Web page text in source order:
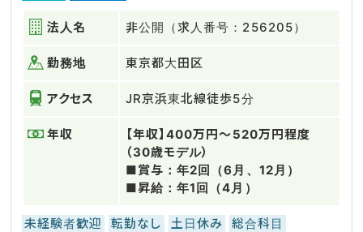
法人名 非公開（求人番号：256205）
勤務地 東京都大田区
アクセス JR京浜東北線徒歩5分
年収
【年収】400万円～520万円程度
（30歳モデル）
■賞与：年2回（6月、12月）
■昇給：年1回（4月）
未経験者歓迎 転勤なし 土日休み 総合科目